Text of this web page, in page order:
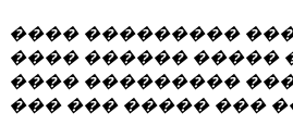
���� ���������
���� ������ �����
���� ���������
��� ��� ����� ���